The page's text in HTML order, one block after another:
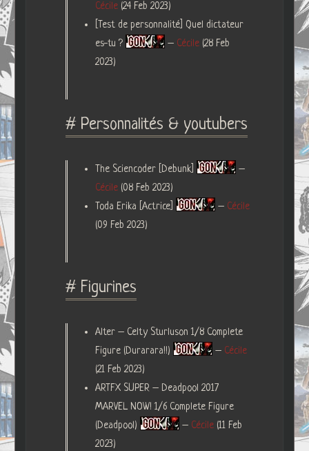
Cécile(24 Feb 2023)
[Test de personnalité] Quel dictateur
es-tu ?
– Cécile(28 Feb
2023)
# Personnalités & youtubers
The Sciencoder [Debunk]
–
Cécile(08 Feb 2023)
Toda Erika [Actrice]
– Cécile
(09 Feb 2023)
# Figurines
Alter – Celty Sturluson 1/8 Complete
Figure (Durarara!!)
– Cécile
(21 Feb 2023)
ARTFX SUPER – Deadpool 2017
MARVEL NOW! 1/6 Complete Figure
(Deadpool)
– Cécile(11 Feb
2023)